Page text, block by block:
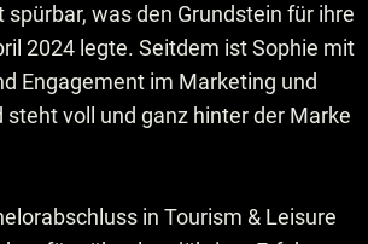
was den Grundstein für ihre
2024 legte. Seitdem ist Sophie mit
Engagement im Marketing und
steht voll und ganz hinter der Marke
in Tourism & Leisure